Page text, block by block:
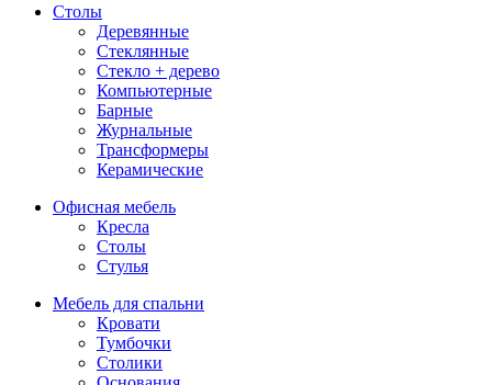
Столы
Деревянные
Стеклянные
Стекло + дерево
Компьютерные
Барные
Журнальные
Трансформеры
Керамические
Офисная мебель
Кресла
Столы
Стулья
Мебель для спальни
Кровати
Тумбочки
Столики